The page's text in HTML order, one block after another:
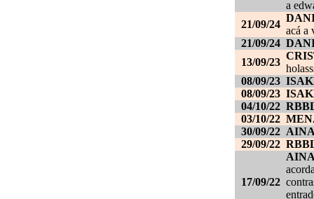
a
21/09/24
acá a
21/09/24
13/09/23
08/09/23
08/09/23
04/10/22
03/10/22
30/09/22
29/09/22
17/09/22